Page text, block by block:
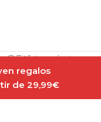
regalos
de 29,99€
@Fitfatmarket